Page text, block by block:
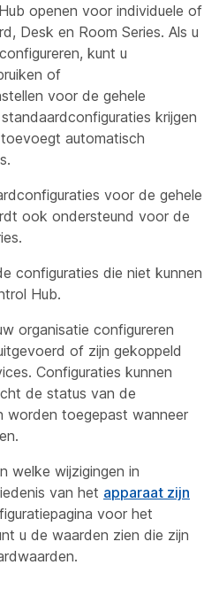
openen voor individuele of
Desk en Room Series. Als u
kunt u
of
voor de gehele
krijgen
automatisch
voor de gehele
ook ondersteund voor de
configuraties die niet kunnen
Hub.
organisatie configureren
of zijn gekoppeld
Configuraties kunnen
de status van de
worden toegepast wanneer
welke wijzigingen in
van het apparaat zijn
voor het
u de waarden zien die zijn